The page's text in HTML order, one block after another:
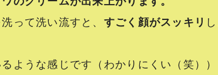
って洗い流すと、 すごく顔がスッキリ
ような感じです（わかりにくい（笑））